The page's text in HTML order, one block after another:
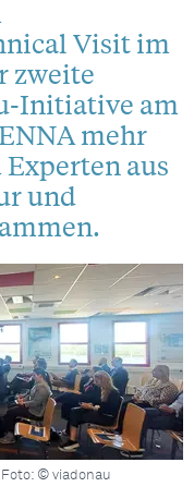
Visit im
zweite
Initiative am
mehr
aus
und
© viadonau